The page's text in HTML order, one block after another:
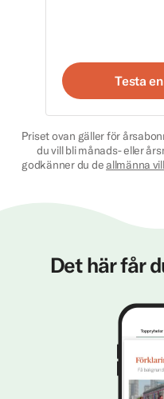
Testa
Priset ovan gäller för
du vill bli månads- eller
godkänner du deallmänna
Det här får